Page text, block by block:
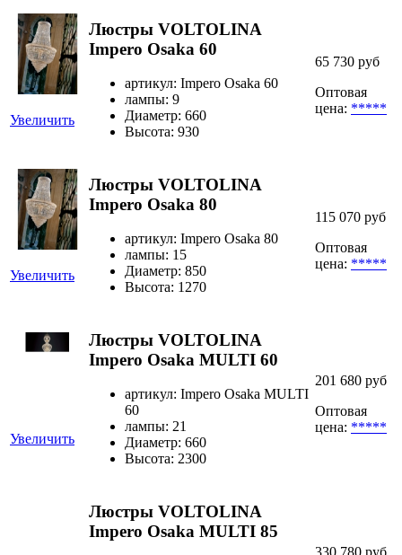
Увеличить
Люстры VOLTOLINA
Impero Osaka 60
артикул: Impero Osaka 60
лампы: 9
Диаметр: 660
Высота: 930
65 730 руб
Оптовая
цена: *****
Увеличить
Люстры VOLTOLINA
Impero Osaka 80
артикул: Impero Osaka 80
лампы: 15
Диаметр: 850
Высота: 1270
115 070 руб
Оптовая
цена: *****
Увеличить
Люстры VOLTOLINA
Impero Osaka MULTI 60
артикул: Impero Osaka MULTI
60
лампы: 21
Диаметр: 660
Высота: 2300
201 680 руб
Оптовая
цена: *****
Люстры VOLTOLINA
Impero Osaka MULTI 85
330 780 руб